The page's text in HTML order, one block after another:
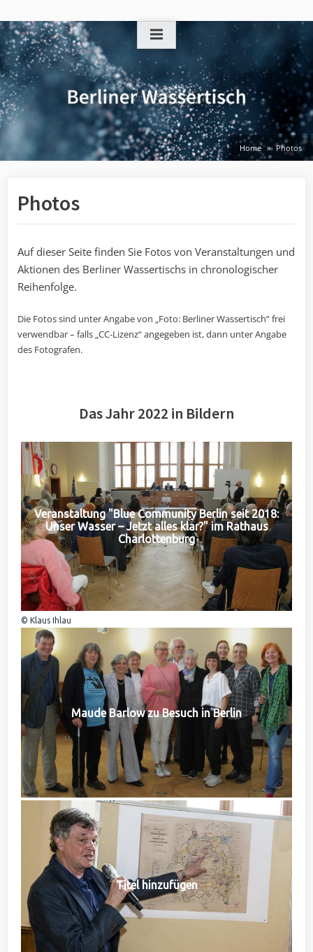
to
content
Home Photos
Photos
Auf dieser Seite finden Sie Fotos von Veranstaltungen und
Aktionen des Berliner Wassertischs in chronologischer
Reihenfolge.
Die Fotos sind unter Angabe von „Foto: Berliner Wassertisch“ frei
verwendbar – falls „CC-Lizenz“ angegeben ist, dann unter Angabe
des Fotografen.
Das Jahr 2022 in Bildern
Veranstaltung "Blue Community Berlin seit 2018:
Unser Wasser – Jetzt alles klar?" im Rathaus
Charlottenburg
© Klaus Ihlau
Maude Barlow zu Besuch in Berlin
Titel hinzufügen